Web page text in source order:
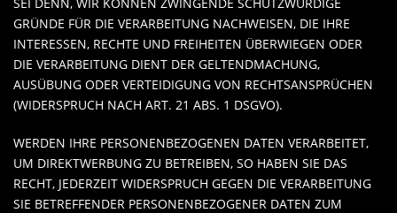
GRÜNDE FÜR DIE VERARBEITUNG NACHWEISEN, DIE IHRE
INTERESSEN, RECHTE UND FREIHEITEN ÜBERWIEGEN ODER
DIE VERARBEITUNG DIENT DER GELTENDMACHUNG,
AUSÜBUNG ODER VERTEIDIGUNG VON RECHTSANSPRÜCHEN
(WIDERSPRUCH NACH ART. 21 ABS. 1 DSGVO).
WERDEN IHRE PERSONENBEZOGENEN DATEN VERARBEITET,
UM DIREKTWERBUNG ZU BETREIBEN, SO HABEN SIE DAS
RECHT, JEDERZEIT WIDERSPRUCH GEGEN DIE VERARBEITUNG
SIE BETREFFENDER PERSONENBEZOGENER DATEN ZUM